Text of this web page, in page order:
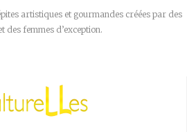
artistiques et gourmandes créées par des
des femmes d’exception.